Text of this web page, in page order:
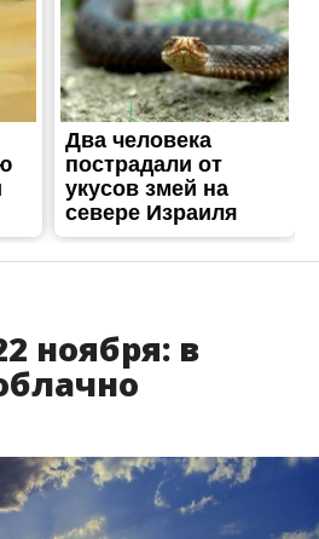
вечера небо будет
Осадков не
температуры воздуха. Об
со ссылкой на